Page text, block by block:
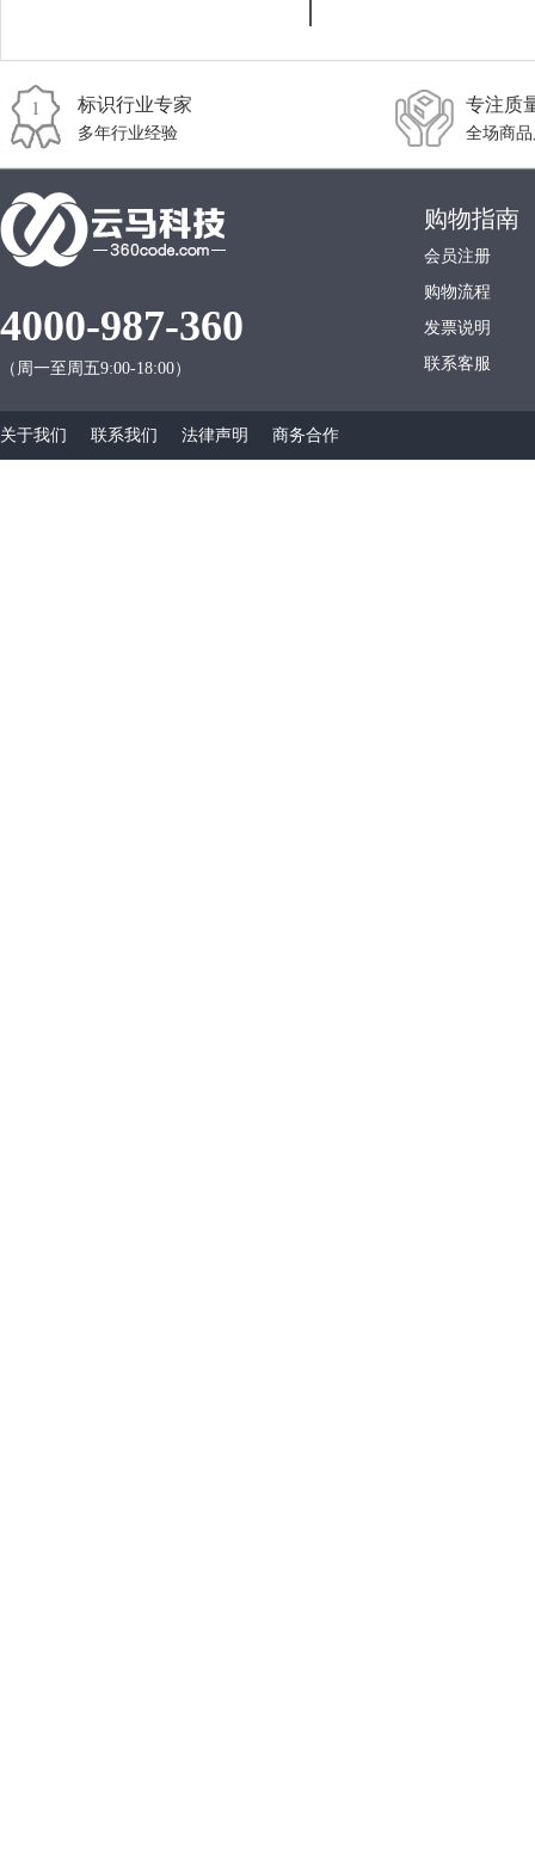
标识行业专家
多年行业经验
专注质
全场商
4000-987-360
（周一至周五9:00-18:00）
购物指南
会员注册
购物流程
发票说明
联系客服
关于我们 联系我们 法律声明 商务合作